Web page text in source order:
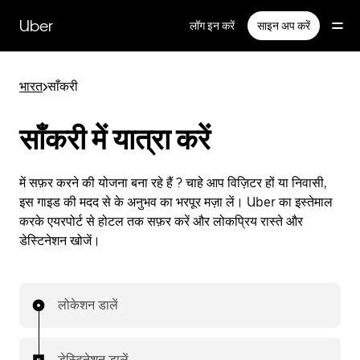
सामग्री
पर
Uber लॉग इन करें साइन अप करें
भारत>साँकरी
साँकरी में यात्रा करें
में सफ़र करने की योजना बना रहे हैं ? चाहे आप विज़िटर हों या निवासी,
इस गाइड की मदद से के अनुभव का भरपूर मज़ा लें। Uber का इस्तेमाल
करके एयरपोर्ट से होटल तक सफ़र करें और लोकप्रिय रास्ते और
डेस्टिनेशन खोजें।
लोकेशन डालें